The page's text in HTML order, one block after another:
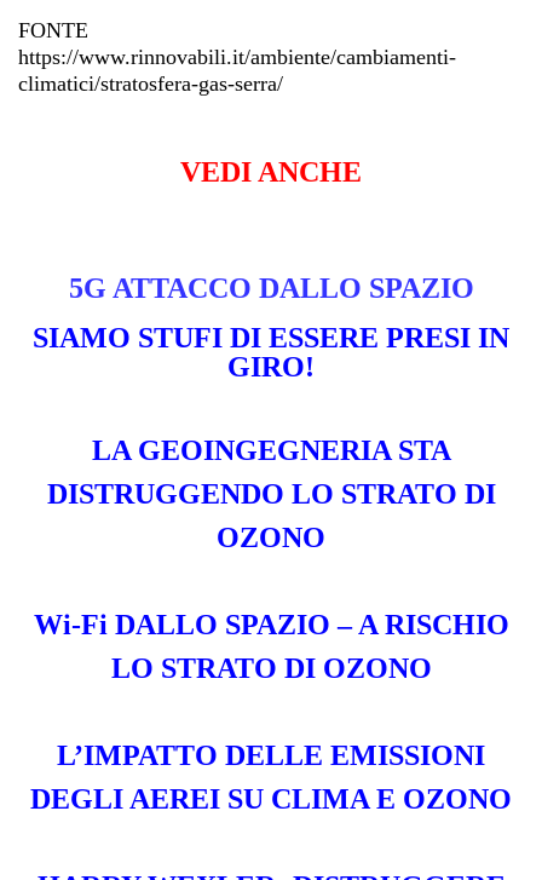
FONTE
https://www.rinnovabili.it/ambiente/cambiamenti-
climatici/stratosfera-gas-serra/
VEDI ANCHE
5G ATTACCO DALLO SPAZIO
SIAMO STUFI DI ESSERE PRESI IN
GIRO!
LA GEOINGEGNERIA STA
DISTRUGGENDO LO STRATO DI
OZONO
Wi-Fi DALLO SPAZIO – A RISCHIO
LO STRATO DI OZONO
L’IMPATTO DELLE EMISSIONI
DEGLI AEREI SU CLIMA E OZONO